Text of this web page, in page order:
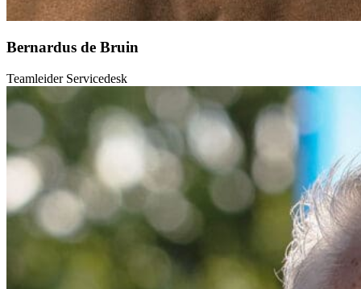
Bernardus de Bruin
Teamleider Servicedesk